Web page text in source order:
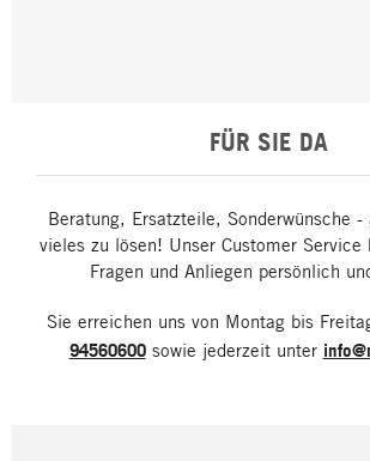
FÜR SIE DA
Beratung, Ersatzteile, Sonderwünsche -
vieles zu lösen! Unser Customer Service
Fragen und Anliegen persönlich
Sie erreichen uns von Montag bis
94560600sowie jederzeit unter